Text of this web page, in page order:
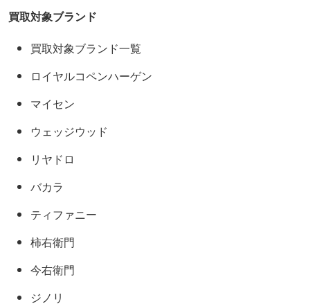
買取対象ブランド
買取対象ブランド一覧
ロイヤルコペンハーゲン
マイセン
ウェッジウッド
リヤドロ
バカラ
ティファニー
柿右衛門
今右衛門
ジノリ